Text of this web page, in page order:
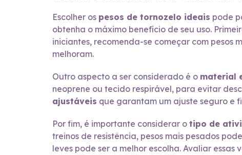
Escolher os pesos de tornozelo ideais pode
obtenha o máximo benefício de seu uso.
iniciantes, recomenda-se começar com pesos
melhoram.
Outro aspecto a ser considerado é o material
neoprene ou tecido respirável, para evitar
ajustáveis que garantam um ajuste seguro e
Por fim, é importante considerar o tipo de
treinos de resistência, pesos mais pesados
leves pode ser a melhor escolha. Avaliar